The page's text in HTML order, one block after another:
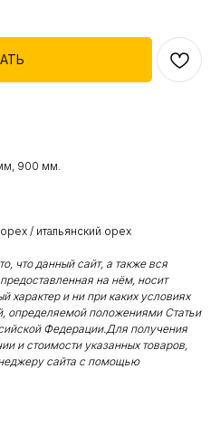
900 мм.
/ итальянский орех
что данный сайт, а также вся
на нём, носит
характер и ни при каких условиях
определяемой положениями Статьи
Федерации.Для получения
и стоимости указанных товаров,
сайта с помощью